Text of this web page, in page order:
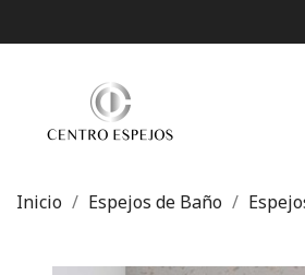
Inicio Espejos de Baño